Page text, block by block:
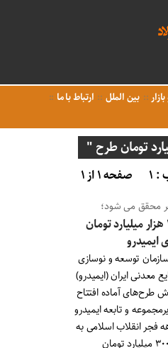
بین الملل
ارتباط با ما
۱ صفحه ۱ از ۱
محقق می شود؛
افتتاح ۱۱.۳ هزار میلیارد تومان
توسعه و نوسازی
معدنی ایران (ایمیدرو)
طرح‌های آماده افتتاح
و تابعه ایمیدرو
فجر انقلاب اسلامی به
مرز ۱۱هزار و ۳۰۰ میلیارد تومان